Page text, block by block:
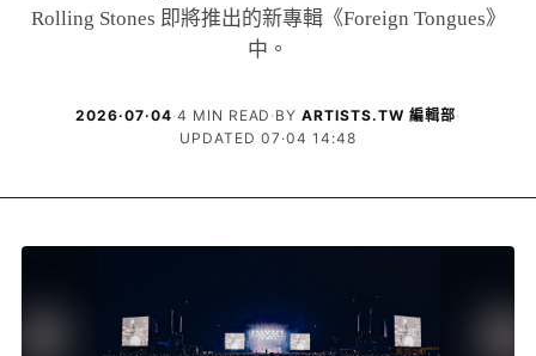
Rolling Stones 即將推出的新專輯《Foreign Tongues》
中。
2026·07·04·4 MIN READ · BYARTISTS.TW 編輯部·
UPDATED 07·04 14:48